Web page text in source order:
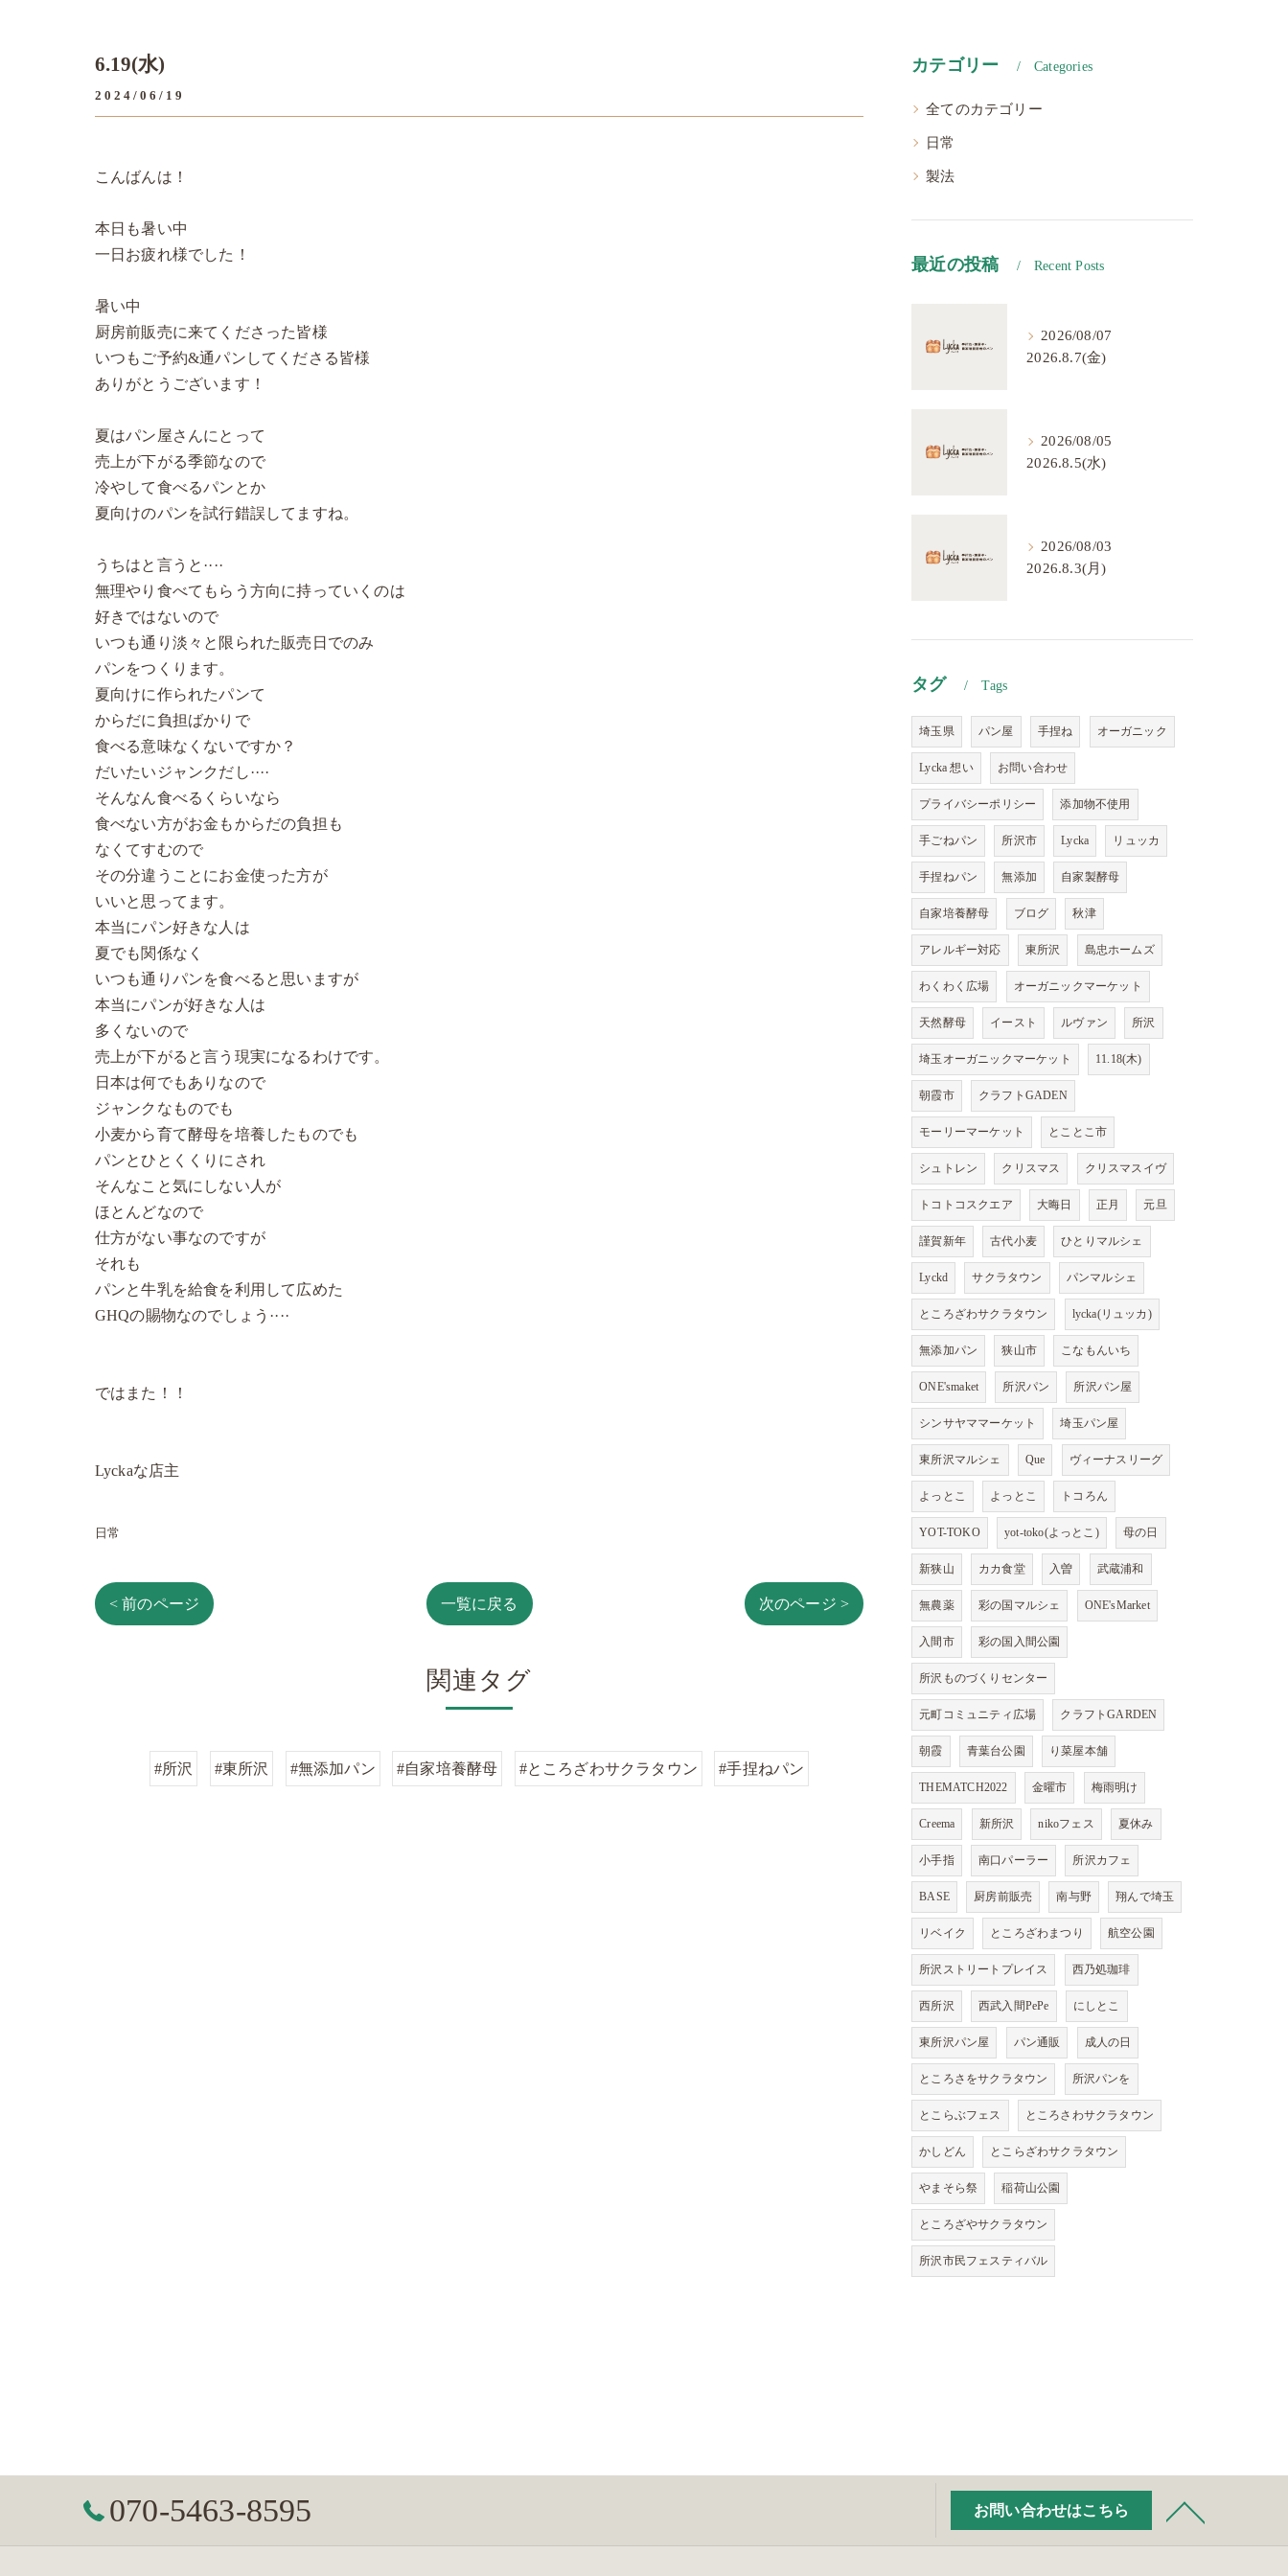
6.19(水)
2024/06/19
こんばんは！
本日も暑い中
一日お疲れ様でした！
暑い中
厨房前販売に来てくださった皆様
いつもご予約&通パンしてくださる皆様
ありがとうございます！
夏はパン屋さんにとって
売上が下がる季節なので
冷やして食べるパンとか
夏向けのパンを試行錯誤してますね。
うちはと言うと····
無理やり食べてもらう方向に持っていくのは
好きではないので
いつも通り淡々と限られた販売日でのみ
パンをつくります。
夏向けに作られたパンて
からだに負担ばかりで
食べる意味なくないですか？
だいたいジャンクだし····
そんなん食べるくらいなら
食べない方がお金もからだの負担も
なくてすむので
その分違うことにお金使った方が
いいと思ってます。
本当にパン好きな人は
夏でも関係なく
いつも通りパンを食べると思いますが
本当にパンが好きな人は
多くないので
売上が下がると言う現実になるわけです。
日本は何でもありなので
ジャンクなものでも
小麦から育て酵母を培養したものでも
パンとひとくくりにされ
そんなこと気にしない人が
ほとんどなので
仕方がない事なのですが
それも
パンと牛乳を給食を利用して広めた
GHQの賜物なのでしょう····
ではまた！！
Lyckaな店主
日常
< 前のページ 一覧に戻る 次のページ >
関連タグ
#所沢 #東所沢 #無添加パン #自家培養酵母 #ところざわサクラタウン #手捏ねパン
カテゴリー Categories
全てのカテゴリー
日常
製法
最近の投稿 Recent Posts
2026/08/07
2026.8.7(金)
2026/08/05
2026.8.5(水)
2026/08/03
2026.8.3(月)
タグ Tags
埼玉県 パン屋 手捏ね オーガニック
Lycka 想い お問い合わせ
プライバシーポリシー 添加物不使用
手ごねパン 所沢市 Lycka リュッカ
手捏ねパン 無添加 自家製酵母
自家培養酵母 ブログ 秋津
アレルギー対応 東所沢 島忠ホームズ
わくわく広場 オーガニックマーケット
天然酵母 イースト ルヴァン 所沢
埼玉オーガニックマーケット 11.18(木)
朝霞市 クラフトGADEN
モーリーマーケット とことこ市
シュトレン クリスマス クリスマスイヴ
トコトコスクエア 大晦日 正月 元旦
謹賀新年 古代小麦 ひとりマルシェ
Lyckd サクラタウン パンマルシェ
ところざわサクラタウン lycka(リュッカ)
無添加パン 狭山市 こなもんいち
ONE'smaket 所沢パン 所沢パン屋
シンサヤママーケット 埼玉パン屋
東所沢マルシェ Que ヴィーナスリーグ
よっとこ よっとこ トコろん
YOT-TOKO yot-toko(よっとこ) 母の日
新狭山 カカ食堂 入曽 武蔵浦和
無農薬 彩の国マルシェ ONE'sMarket
入間市 彩の国入間公園
所沢ものづくりセンター
元町コミュニティ広場 クラフトGARDEN
朝霞 青葉台公園 り菜屋本舗
THEMATCH2022 金曜市 梅雨明け
Creema 新所沢 nikoフェス 夏休み
小手指 南口パーラー 所沢カフェ
BASE 厨房前販売 南与野 翔んで埼玉
リベイク ところざわまつり 航空公園
所沢ストリートプレイス 西乃処珈琲
西所沢 西武入間PePe にしとこ
東所沢パン屋 パン通販 成人の日
ところさをサクラタウン 所沢パンを
とこらぶフェス ところさわサクラタウン
かしどん とこらざわサクラタウン
やまそら祭 稲荷山公園
ところざやサクラタウン
所沢市民フェスティバル
070-5463-8595 お問い合わせはこちら